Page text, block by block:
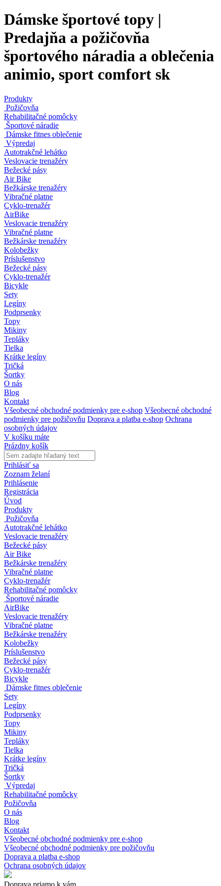
Dámske športové topy |
Predajňa a požičovňa
športového náradia a oblečenia
animio, sport comfort sk
Produkty
Požičovňa
Rehabilitačné pomôcky
Športové náradie
Dámske fitnes oblečenie
Výpredaj
Autotrakčné lehátko
Veslovacie trenažéry
Bežecké pásy
Air Bike
Bežkárske trenažéry
Vibračné platne
Cyklo-trenažér
AirBike
Veslovacie trenažéry
Vibračné platne
Bežkárske trenažéry
Kolobežky
Príslušenstvo
Bežecké pásy
Cyklo-trenažér
Bicykle
Sety
Legíny
Podprsenky
Topy
Mikiny
Tepláky
Tielka
Krátke legíny
Tričká
Šortky
O nás
Blog
Kontakt
Všeobecné obchodné podmienky pre e-shop Všeobecné obchodné
podmienky pre požičovňu Doprava a platba e-shop Ochrana
osobných údajov
V košíku máte
Prázdny košík
Prihlásiť sa
Zoznam želaní
Prihlásenie
Registrácia
Úvod
Produkty
Požičovňa
Autotrakčné lehátko
Veslovacie trenažéry
Bežecké pásy
Air Bike
Bežkárske trenažéry
Vibračné platne
Cyklo-trenažér
Rehabilitačné pomôcky
Športové náradie
AirBike
Veslovacie trenažéry
Vibračné platne
Bežkárske trenažéry
Kolobežky
Príslušenstvo
Bežecké pásy
Cyklo-trenažér
Bicykle
Dámske fitnes oblečenie
Sety
Legíny
Podprsenky
Topy
Mikiny
Tepláky
Tielka
Krátke legíny
Tričká
Šortky
Výpredaj
Rehabilitačné pomôcky
Požičovňa
O nás
Blog
Kontakt
Všeobecné obchodné podmienky pre e-shop
Všeobecné obchodné podmienky pre požičovňu
Doprava a platba e-shop
Ochrana osobných údajov
Doprava priamo k vám